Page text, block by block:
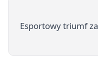
Esportowy triumf